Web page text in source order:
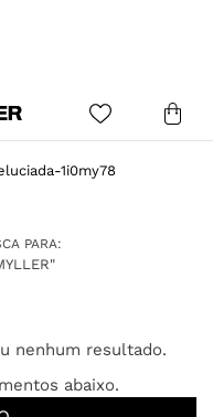
1i0my78
PARA:
nenhum resultado.
abaixo.